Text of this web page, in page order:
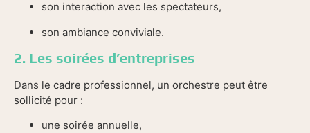
son interaction avec les spectateurs,
son ambiance conviviale.
2. Les soirées d’entreprises
Dans le cadre professionnel, un orchestre peut être
sollicité pour :
une soirée annuelle,